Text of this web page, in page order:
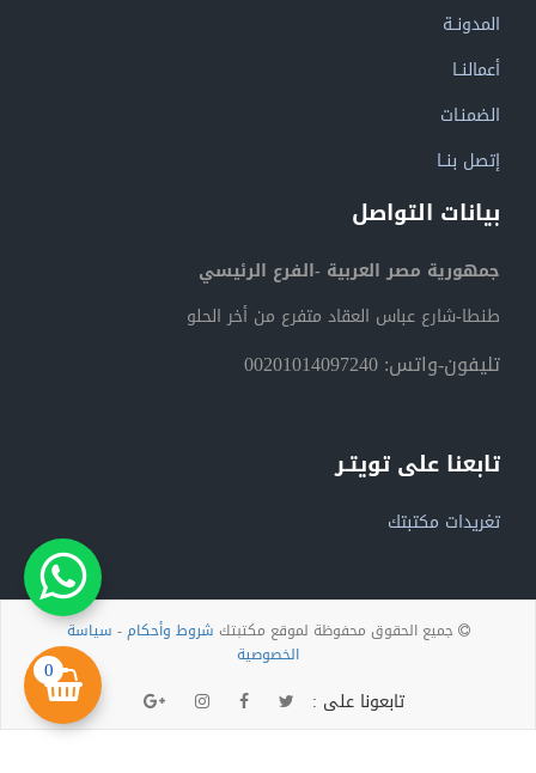
0
المدونــة
أعمالنــا
الضمنـات
إتصل بنــا
بيانات التواصل
جمهورية مصر العربية -الفرع الرئيسي
طنطا-شارع عباس العقاد متفرع من أخر الحلو
تليفون-واتس: 00201014097240
تابعنا على تويتـر
تغريدات مكتبتك
جميع الحقوق محفوظة لموقع مكتبتك شروط وأحكام- سياسة
الخصوصية
تابعونا على :